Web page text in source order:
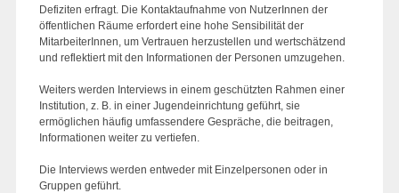
Defiziten erfragt. Die Kontaktaufnahme von NutzerInnen der
öffentlichen Räume erfordert eine hohe Sensibilität der
MitarbeiterInnen, um Vertrauen herzustellen und wertschätzend
und reflektiert mit den Informationen der Personen umzugehen.
Weiters werden Interviews in einem geschützten Rahmen einer
Institution, z. B. in einer Jugendeinrichtung geführt, sie
ermöglichen häufig umfassendere Gespräche, die beitragen,
Informationen weiter zu vertiefen.
Die Interviews werden entweder mit Einzelpersonen oder in
Gruppen geführt.